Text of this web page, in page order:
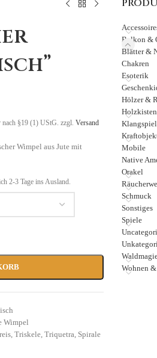
nach §19 (1) UStG. zzgl.Versand
Wimpel aus Jute mit
2-3 Tage ins Ausland.
Wimpel
Triskele Triquetra Spirale
Balkon &
Blätter &
Chakren
Esoterik
Hölzer &
Holzkisten
Mobile
Native
Orakel
Schmuck
Sonstiges
Spiele
Wohnen